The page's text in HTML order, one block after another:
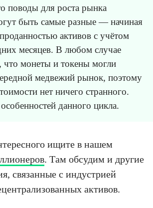
поводы для роста рынка
быть самые разные — начиная
активов с учётом
месяцев. В любом случае
что монеты и токены могли
медвежий рынок, поэтому
нет ничего странного.
данного цикла.
ищите в нашем
. Там обсудим и другие
связанные с индустрией
активов.